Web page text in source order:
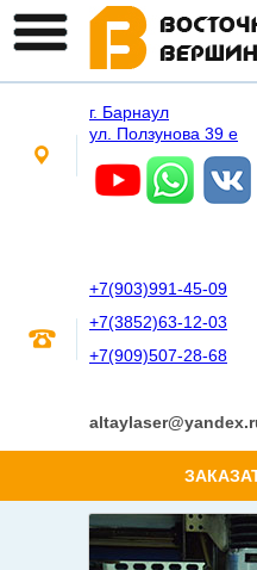
г. Барнаул
ул. Ползунова 39 е
+7(903)991-45-09
+7(3852)63-12-03
+7(909)507-28-68